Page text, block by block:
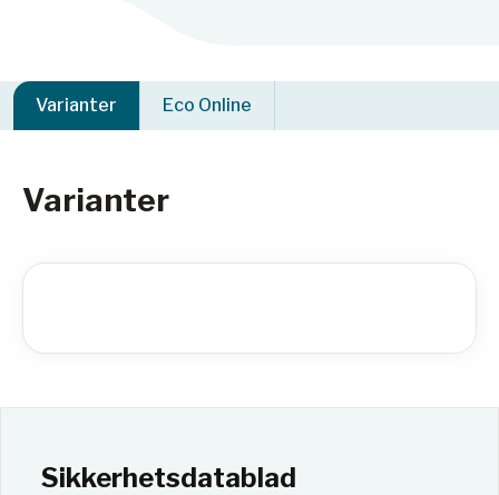
Varianter Eco Online
Varianter
Sikkerhetsdatablad